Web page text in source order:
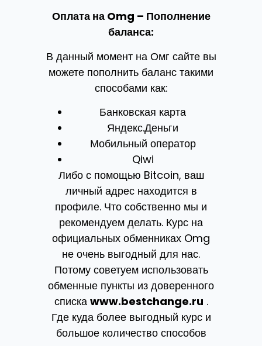
Оплата на Omg – Пополнение
баланса:
В данный момент на Омг сайте вы
можете пополнить баланс такими
способами как:
Банковская карта
Яндекс.Деньги
Мобильный оператор
Qiwi
Либо с помощью Bitcoin, ваш
личный адрес находится в
профиле. Что собственно мы и
рекомендуем делать. Курс на
официальных обменниках Omg
не очень выгодный для нас.
Потому советуем использовать
обменные пункты из доверенного
списка www.bestchange.ru .
Где куда более выгодный курс и
большое количество способов